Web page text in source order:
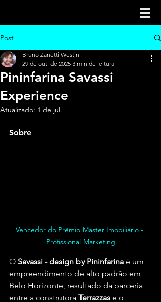
Post
Pininfarina Savassi
Experience
Bruno Zanetti Westin
29 de out. de 2025 3 min de leitura
Atualizado: 1 de jul.
Sobre
Vencedor do Prêmio Master Imobiliário -
Profissional Marketing
O Savassi - design by Pininfarina é um
empreendimento de alto padrão em
Belo Horizonte, resultado da parceria
entre a construtora Terrazzas e o